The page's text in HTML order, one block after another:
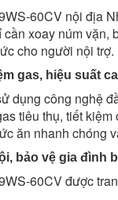
60CV nội địa
xoay núm
cho người nội trợ.
gas, hiệu suất
dụng công nghệ
tiêu thụ, tiết
ăn nhanh chóng
bảo vệ gia đình
60CV được